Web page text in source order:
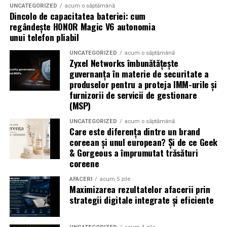
puternic în creșterea vizibilității tale online.
Referințe
seodigital.ro
care-pot-trece-neobservate/
https://medpress.ro/ghid-complet-diabetul-de-tip-2-
cauze-simptome-si-preventie/
Fără obiective clare, advertorialele SEO riscă să fie
publicate la întâmplare, fără un impact real. Când
strategia este bine definită, timingul devine mult mai
ușor de stabilit.
Când ai răbdarea necesară
pentru rezultate
În final, momentul potrivit este și o chestiune de
așteptări. Advertorialele SEO nu produc efecte peste
noapte. Dacă ești pregătit să aștepți câteva săptămâni
sau luni pentru rezultate vizibile, atunci ești în punctul
Publicate la timpul potrivit, în contextul potrivit,
advertorialele devin un instrument valoros care susține
creșterea naturală și stabilă a site-ului tău.
UNCATEGORIZED acum o săptămână
Dincolo de capacitatea bateriei: cum
regândește HONOR Magic V6 autonomia
unui telefon pliabil
UNCATEGORIZED acum o săptămână
Zyxel Networks îmbunătățește
guvernanța în materie de securitate a
produselor pentru a proteja IMM-urile și
furnizorii de servicii de gestionare
(MSP)
UNCATEGORIZED acum o săptămână
Care este diferența dintre un brand
coreean și unul european? Și de ce Geek
& Gorgeous a împrumutat trăsături
coreene
AFACERI acum 5 zile
Maximizarea rezultatelor afacerii prin
strategii digitale integrate și eficiente